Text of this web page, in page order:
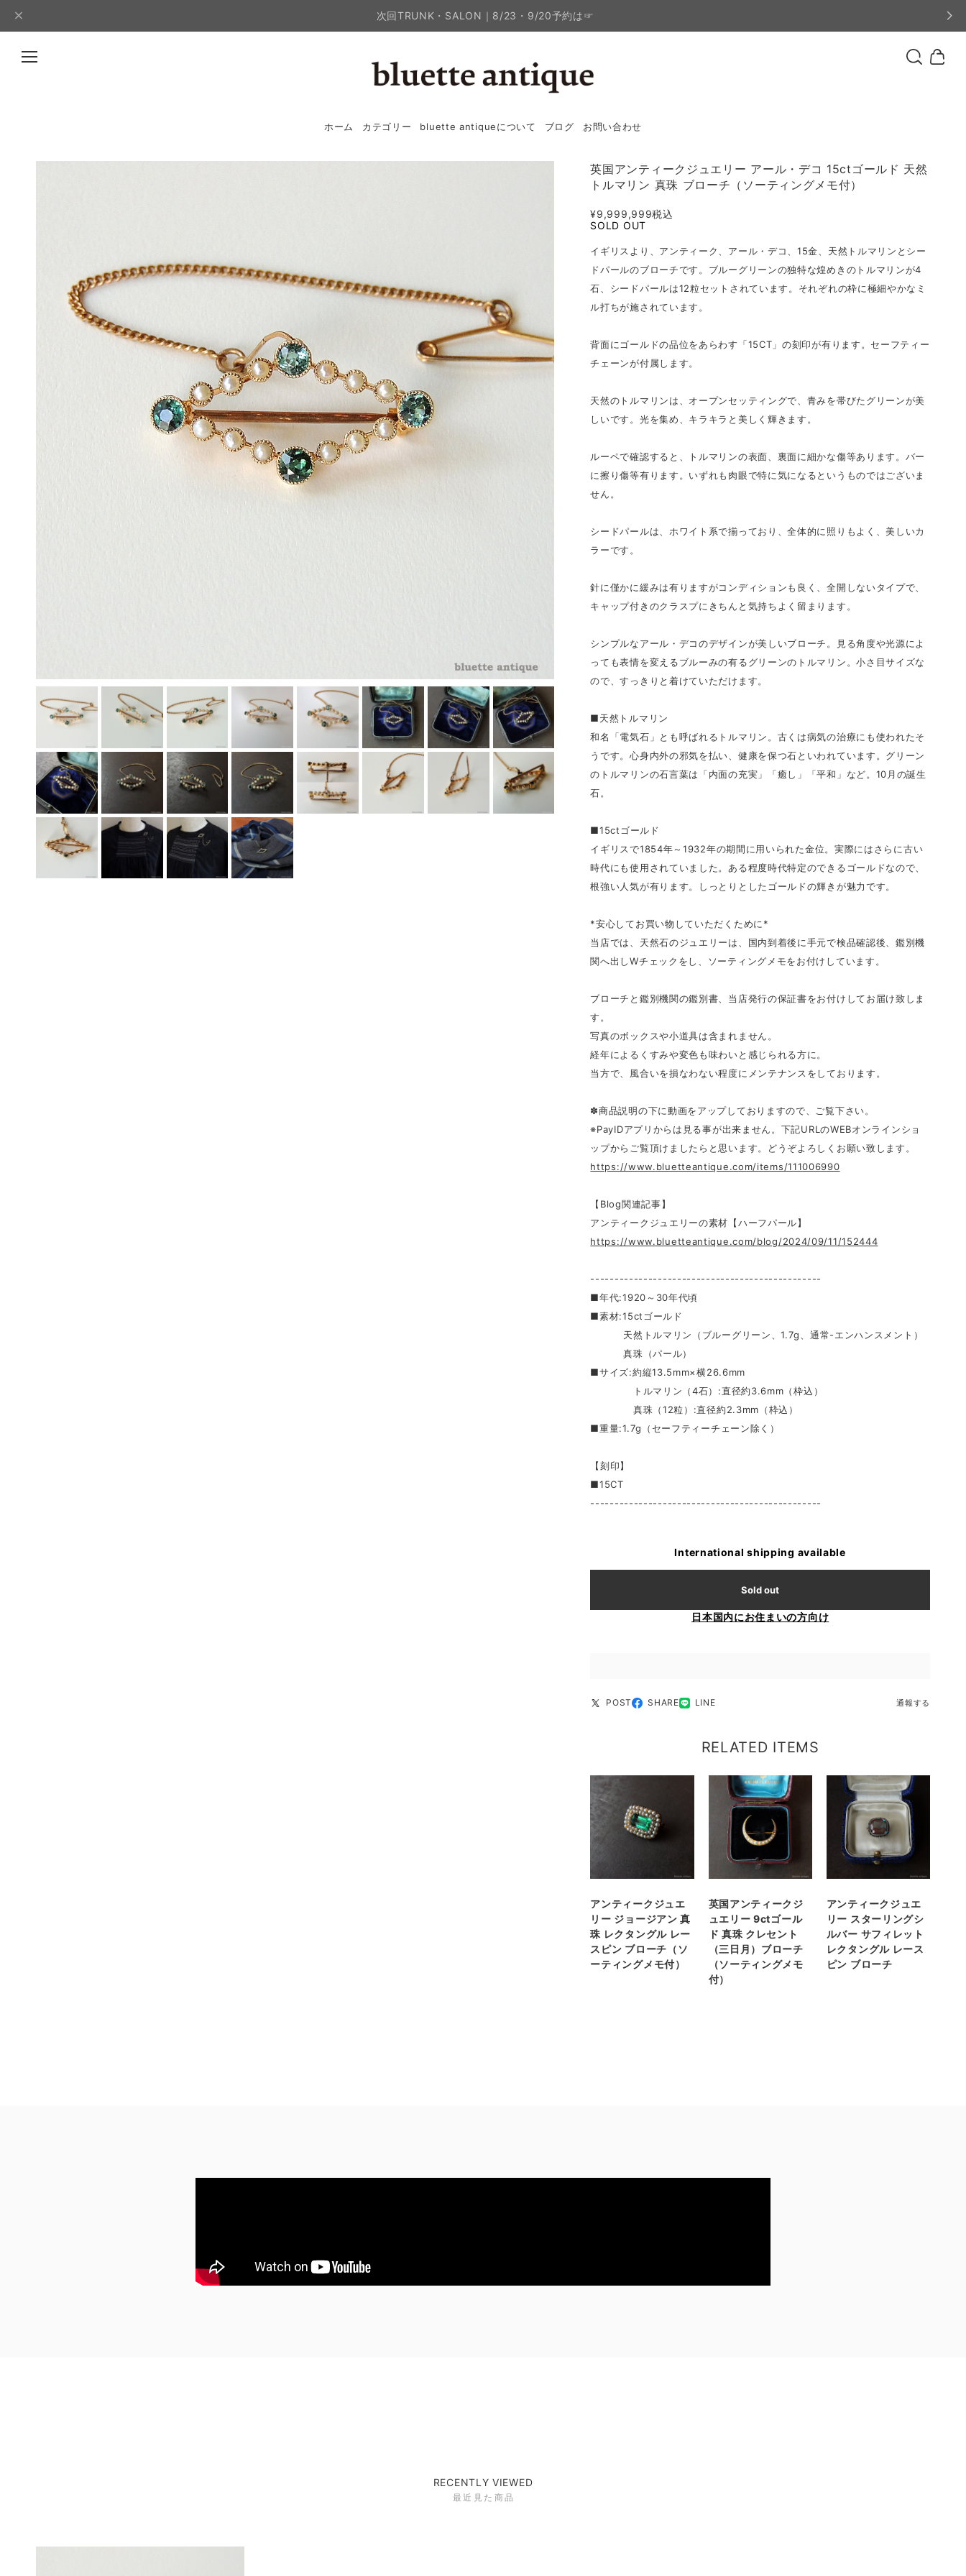
次回TRUNK・SALON｜8/23・9/20予約は☞
ホーム カテゴリー bluette antiqueについて ブログ お問い合わせ
英国アンティークジュエリー アール・デコ 15ctゴールド 天然
トルマリン 真珠 ブローチ（ソーティングメモ付）
¥9,999,999税込
SOLD OUT
イギリスより、アンティーク、アール・デコ、15金、天然トルマリンとシー
ドパールのブローチです。ブルーグリーンの独特な煌めきのトルマリンが4
石、シードパールは12粒セットされています。それぞれの枠に極細やかなミ
ル打ちが施されています。
背面にゴールドの品位をあらわす「15CT」の刻印が有ります。セーフティー
チェーンが付属します。
天然のトルマリンは、オープンセッティングで、青みを帯びたグリーンが美
しいです。光を集め、キラキラと美しく輝きます。
ルーペで確認すると、トルマリンの表面、裏面に細かな傷等あります。バー
に擦り傷等有ります。いずれも肉眼で特に気になるというものではございま
せん。
シードパールは、ホワイト系で揃っており、全体的に照りもよく、美しいカ
ラーです。
針に僅かに緩みは有りますがコンディションも良く、全開しないタイプで、
キャップ付きのクラスプにきちんと気持ちよく留まります。
シンプルなアール・デコのデザインが美しいブローチ。見る角度や光源によ
っても表情を変えるブルーみの有るグリーンのトルマリン。小さ目サイズな
ので、すっきりと着けていただけます。
■天然トルマリン
和名「電気石」とも呼ばれるトルマリン。古くは病気の治療にも使われたそ
うです。心身内外の邪気を払い、健康を保つ石といわれています。グリーン
のトルマリンの石言葉は「内面の充実」「癒し」「平和」など。10月の誕生
石。
■15ctゴールド
イギリスで1854年～1932年の期間に用いられた金位。実際にはさらに古い
時代にも使用されていました。ある程度時代特定のできるゴールドなので、
根強い人気が有ります。しっとりとしたゴールドの輝きが魅力です。
*安心してお買い物していただくために*
当店では、天然石のジュエリーは、国内到着後に手元で検品確認後、鑑別機
関へ出しWチェックをし、ソーティングメモをお付けしています。
ブローチと鑑別機関の鑑別書、当店発行の保証書をお付けしてお届け致しま
す。
写真のボックスや小道具は含まれません。
経年によるくすみや変色も味わいと感じられる方に。
当方で、風合いを損なわない程度にメンテナンスをしております。
✽商品説明の下に動画をアップしておりますので、ご覧下さい。
※PayIDアプリからは見る事が出来ません。下記URLのWEBオンラインショ
ップからご覧頂けましたらと思います。どうぞよろしくお願い致します。
https://www.bluetteantique.com/items/111006990
【Blog関連記事】
アンティークジュエリーの素材【ハーフパール】
https://www.bluetteantique.com/blog/2024/09/11/152444
------------------------------------------------
■年代:1920～30年代頃
■素材:15ctゴールド
天然トルマリン（ブルーグリーン、1.7g、通常-エンハンスメント）
真珠（パール）
■サイズ:約縦13.5mm×横26.6mm
トルマリン（4石）:直径約3.6mm（枠込）
真珠（12粒）:直径約2.3mm（枠込）
■重量:1.7g（セーフティーチェーン除く）
【刻印】
■15CT
------------------------------------------------
International shipping available
Sold out
日本国内にお住まいの方向け
POST SHARE LINE 通報する
RELATED ITEMS
アンティークジュエ
リー ジョージアン 真
珠 レクタングル レー
スピン ブローチ（ソ
ーティングメモ付）
英国アンティークジ
ュエリー 9ctゴール
ド 真珠 クレセント
（三日月）ブローチ
（ソーティングメモ
付）
アンティークジュエ
リー スターリングシ
ルバー サフィレット
レクタングル レース
ピン ブローチ
RECENTLY VIEWED
最近見た商品